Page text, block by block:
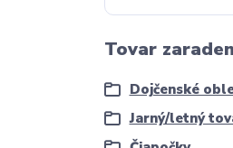
Tovar
Dojčenské
Jarný/letný